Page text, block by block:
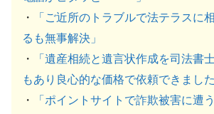
・
「ご近所のトラブルで法テラスに
るも無事解決」
・
「遺産相続と遺言状作成を司法書
もあり良心的な価格で依頼できました
・
「ポイントサイトで詐欺被害に遭